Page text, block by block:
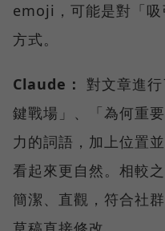
emoji，可能是對「
方式。
Claude：
對文章進
鍵戰場」、「為何重
力的詞語，加上位置
看起來更自然。相較
簡潔、直觀，符合社